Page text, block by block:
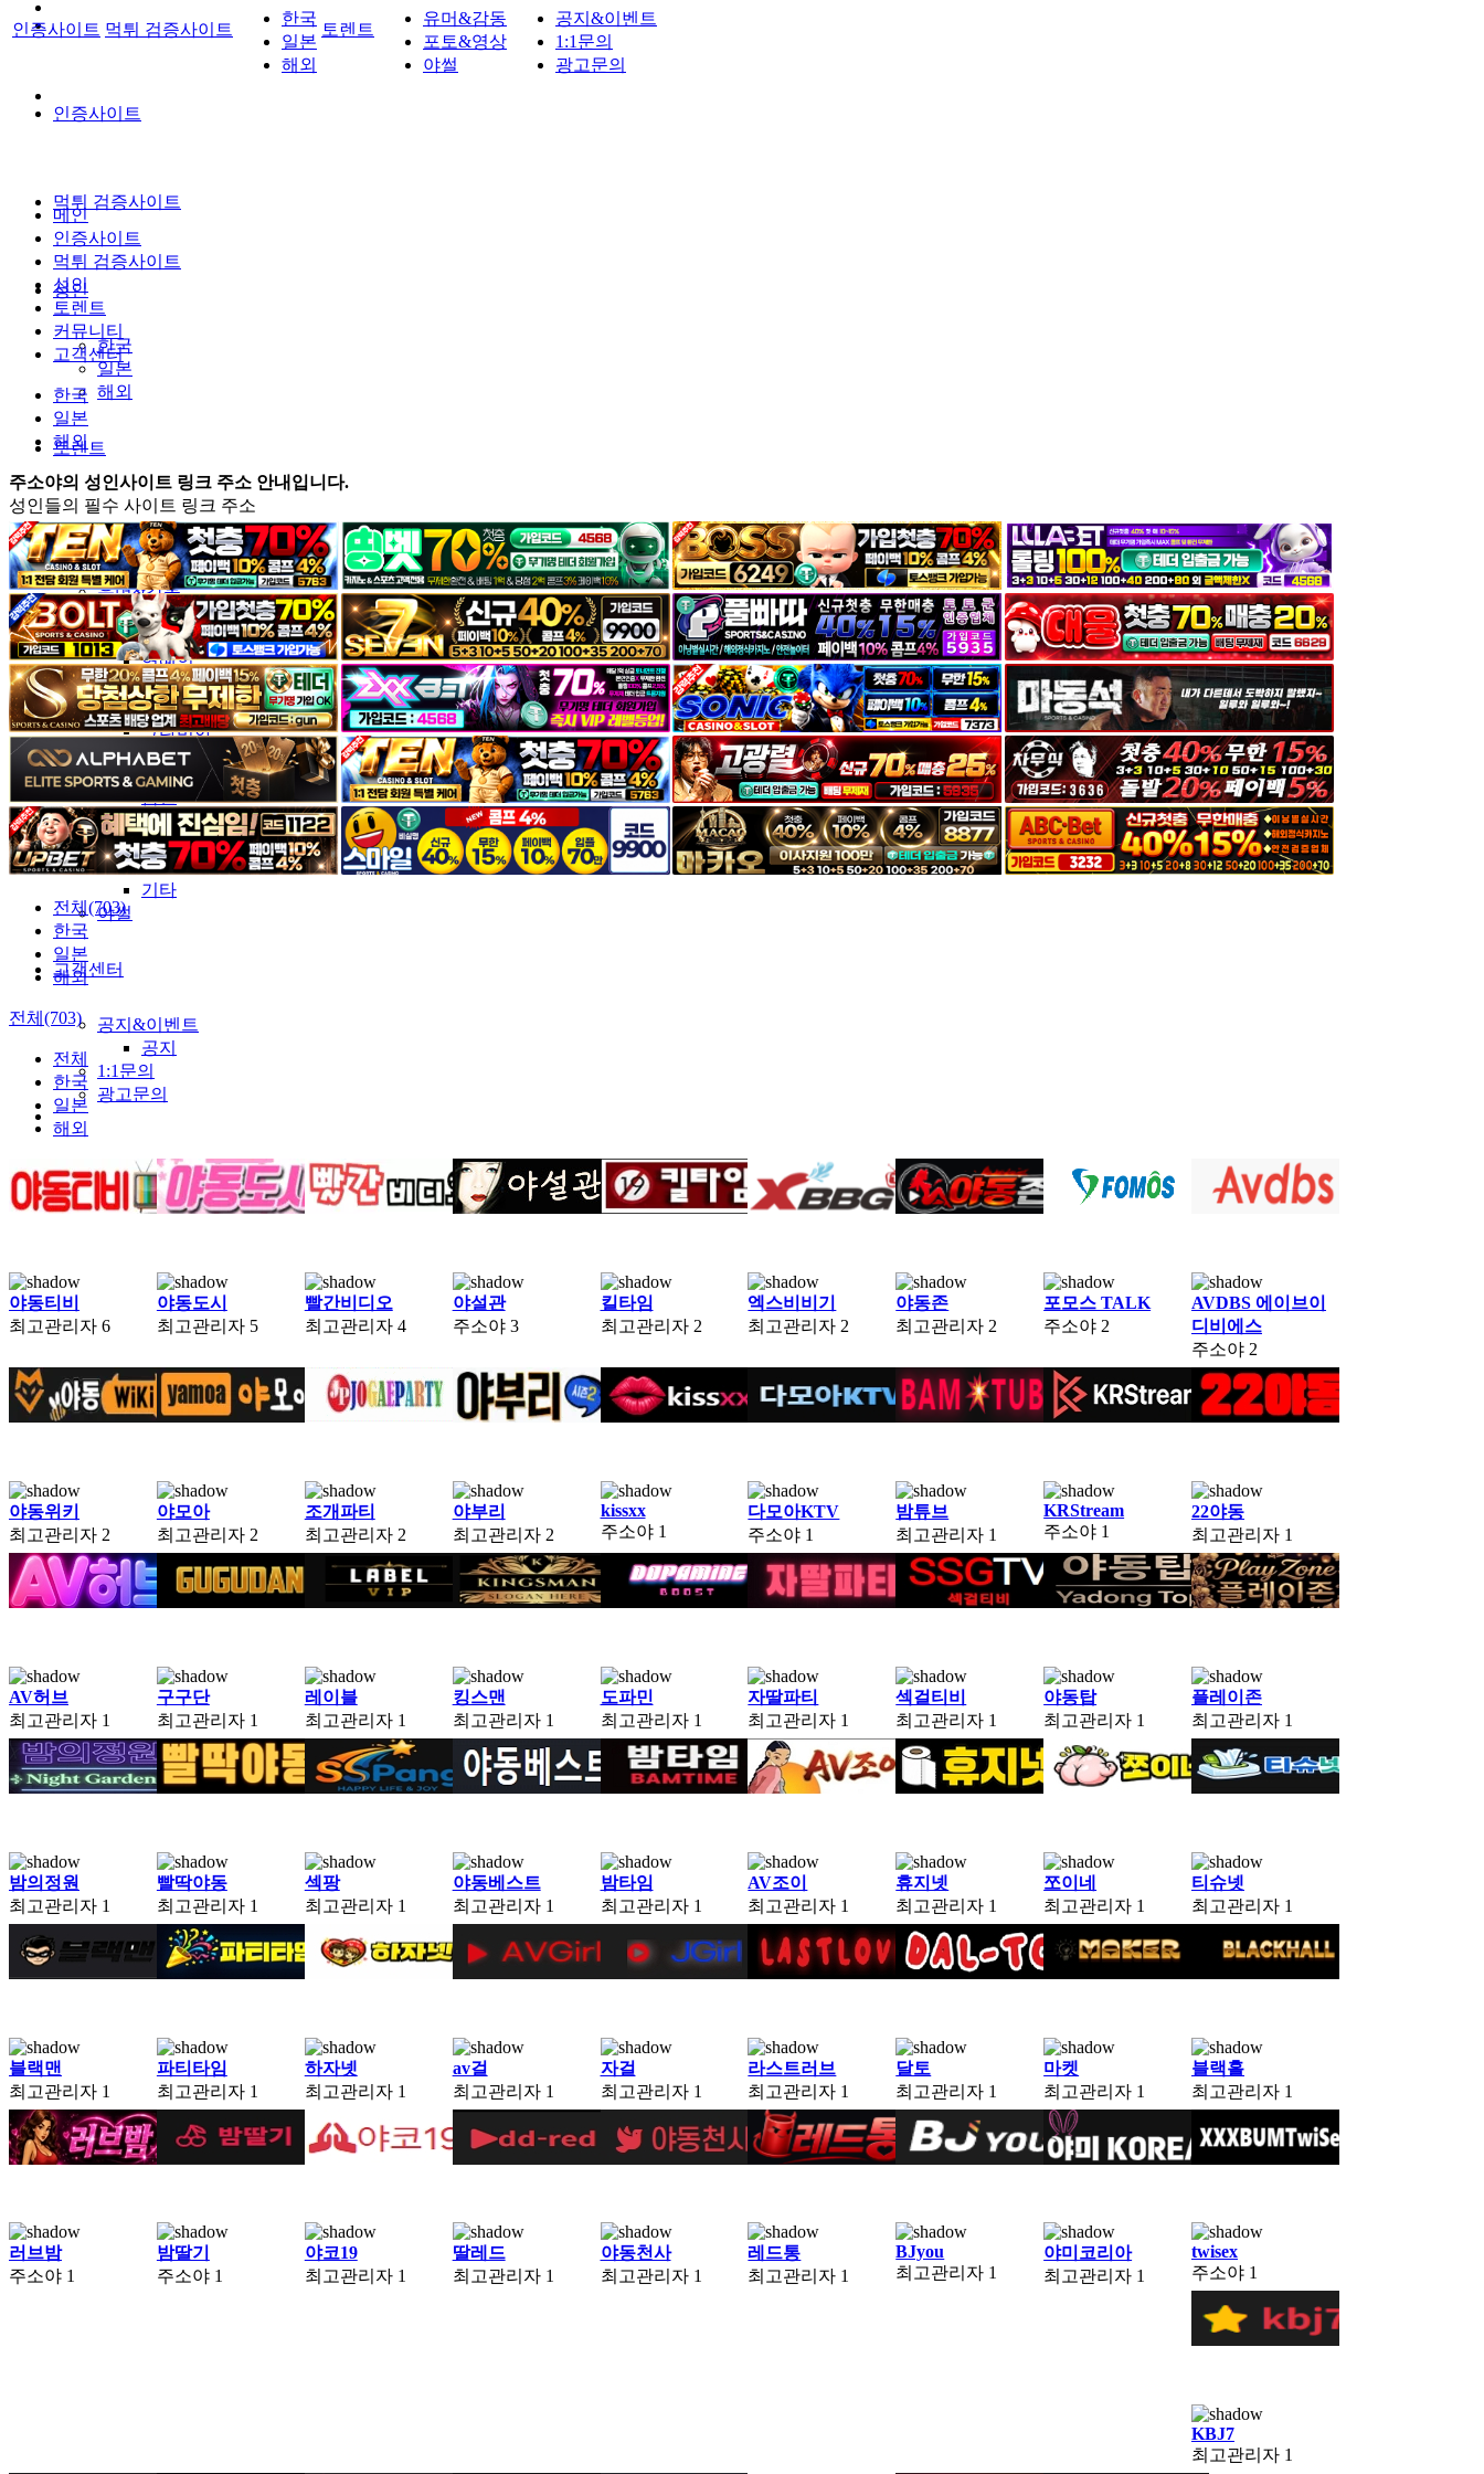
인증사이트
먹튀 검증사이트
성인
한국
일본
해외
토렌트
커뮤니티
유머&감동
포토&영상
일반인
연예인
서양
모델
그라비아
코스프레
BJ
품번
후방주의
움짤
스포츠
기타
야썰
고객센터
공지&이벤트
공지
1:1문의
광고문의
인증사이트 먹튀 검증사이트
한국
일본
해외
토렌트
유머&감동
포토&영상
야썰
공지&이벤트
1:1문의
광고문의
메인
인증사이트
먹튀 검증사이트
성인
토렌트
커뮤니티
고객센터
한국
일본
해외
주소야의 성인사이트 링크 주소 안내입니다.
성인들의 필수 사이트 링크 주소
전체(703)
한국
일본
해외
전체(703)
전체
한국
일본
해외
야동티비
최고관리자 6
야동도시
최고관리자 5
빨간비디오
최고관리자 4
야설관
주소야 3
킬타임
최고관리자 2
엑스비비기
최고관리자 2
야동존
최고관리자 2
포모스 TALK
주소야 2
AVDBS 에이브이
디비에스
주소야 2
야동위키
최고관리자 2
야모아
최고관리자 2
조개파티
최고관리자 2
야부리
최고관리자 2
kissxx
주소야 1
다모아KTV
주소야 1
밤튜브
최고관리자 1
KRStream
주소야 1
22야동
최고관리자 1
AV허브
최고관리자 1
구구단
최고관리자 1
레이블
최고관리자 1
킹스맨
최고관리자 1
도파민
최고관리자 1
자딸파티
최고관리자 1
섹걸티비
최고관리자 1
야동탑
최고관리자 1
플레이존
최고관리자 1
밤의정원
최고관리자 1
빨딱야동
최고관리자 1
섹팡
최고관리자 1
야동베스트
최고관리자 1
밤타임
최고관리자 1
AV조이
최고관리자 1
휴지넷
최고관리자 1
쪼이네
최고관리자 1
티슈넷
최고관리자 1
블랙맨
최고관리자 1
파티타임
최고관리자 1
하자넷
최고관리자 1
av걸
최고관리자 1
자걸
최고관리자 1
라스트러브
최고관리자 1
달토
최고관리자 1
마켓
최고관리자 1
블랙홀
최고관리자 1
러브밤
주소야 1
밤딸기
주소야 1
야코19
최고관리자 1
딸레드
최고관리자 1
야동천사
최고관리자 1
레드통
최고관리자 1
BJyou
최고관리자 1
야미코리아
최고관리자 1
twisex
주소야 1
KBJ7
최고관리자 1